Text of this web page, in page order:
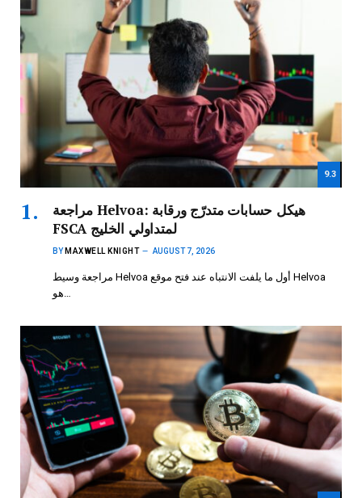
9.3
مراجعة Helvoa: هيكل حسابات متدرّج ورقابة
FSCA لمتداولي الخليج
BY MAXWELL KNIGHT AUGUST 7, 2026
مراجعة وسيط Helvoa أول ما يلفت الانتباه عند فتح موقع Helvoa